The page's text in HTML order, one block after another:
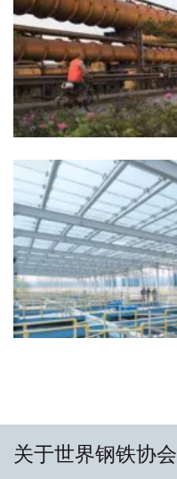
关于世界钢铁协会